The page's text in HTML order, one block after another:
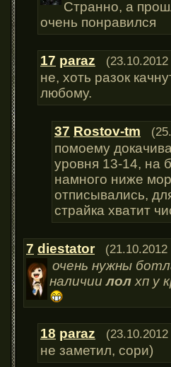
Странно, а
очень понравился
17 paraz
не, хоть разок
любому.
37 Rostov-tm
помоему
уровня 13-14, на
намного ниже
отписывались,
страйка хватит
7 diestator (21.10.2012
очень нужны
наличиилол хп у
18 paraz
не заметил, сори)